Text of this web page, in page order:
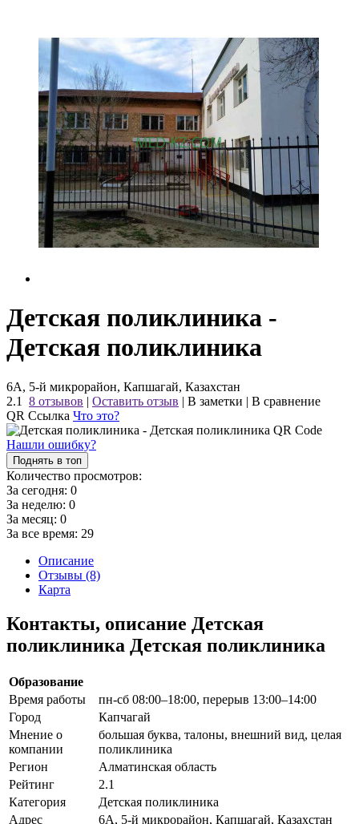
Детская поликлиника -
Детская поликлиника
6А, 5-й микрорайон, Капшагай, Казахстан
2.1
8 отзывов | Оставить отзыв | В заметки | В сравнение
QR Ссылка Что это?
Нашли ошибку?
Поднять в топ
Количество просмотров:
За сегодня: 0
За неделю: 0
За месяц: 0
За все время: 29
Описание
Отзывы (8)
Карта
Контакты, описание Детская
поликлиника Детская поликлиника
Образование
Время работы
пн-сб 08:00–18:00, перерыв 13:00–14:00
Город
Капчагай
Мнение о
компании
большая буква, талоны, внешний вид, целая
поликлиника
Регион
Алматинская область
Рейтинг
2.1
Категория
Детская поликлиника
Адрес
6А, 5-й микрорайон, Капшагай, Казахстан